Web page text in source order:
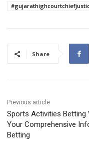
Share
Previous article
Sports Activities Betting
Your Comprehensive
Betting